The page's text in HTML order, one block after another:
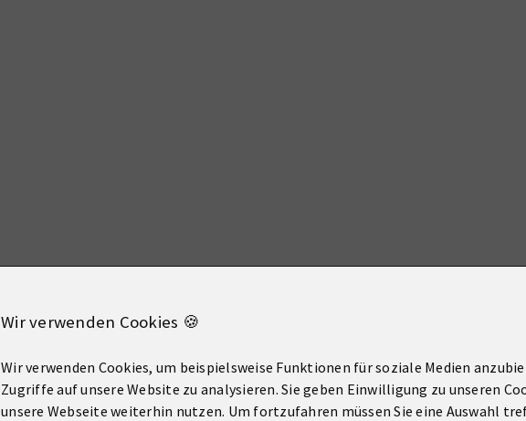
Wir verwenden Cookies 🍪
Wir verwenden Cookies, um beispielsweise Funktionen für soziale Medien
Zugriffe auf unsere Website zu analysieren. Sie geben Einwilligung zu unseren
unsere Webseite weiterhin nutzen. Um fortzufahren müssen Sie eine Auswahl